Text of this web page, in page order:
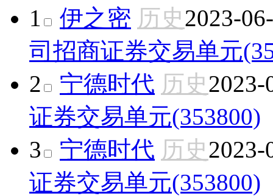
1
伊之密 历史2023-
司 招商证券交易单元
2
宁德时代 历史2023-
证券交易单元(353800)
3
宁德时代 历史2023-
证券交易单元(353800)